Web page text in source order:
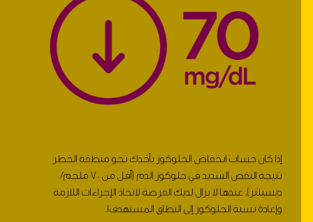
إذا كان حساب انخفاض الجلوكوز يأخذك نحو منطقة الخطر
نتيجة النقص الشديد في جلوكوز الدم (أقل من 70 ملجم/
ديسيلتر)، عندها لا يزال لديك الفرصة لاتخاذ الإجراءات اللازمة
وإعادة نسبة الجلوكوز إلى النطاق المستهدف1.